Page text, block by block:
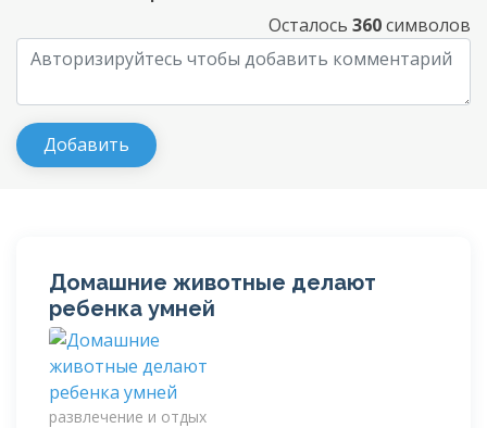
Осталось 360символов
Домашние животные делают
ребенка умней
развлечение и отдых